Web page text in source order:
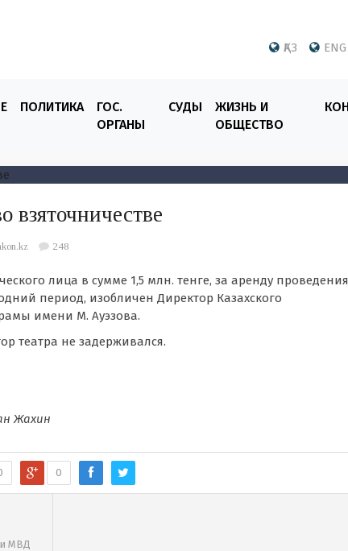
ҚАЗ ENG
ПОЛИТИКА
ГОС.
ОРГАНЫ
СУДЫ
ЖИЗНЬ И
ОБЩЕСТВО
взяточничестве
248
лица в сумме 1,5 млн. тенге, за аренду
период, изобличен Директор Казахского
имени М. Ауэзова.
театра не задерживался.
Жахин
0
МВД